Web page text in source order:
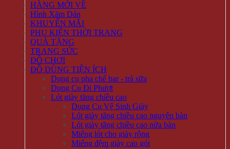
HÀNG MỚI VỀ
Hình Xăm Dán
KHUYẾN MÃI
PHỤ KIỆN THỜI TRANG
QUÀ TẶNG
TRANG SỨC
ĐỒ CHƠI
ĐỒ DÙNG TIỆN ÍCH
Dụng cụ pha chế bar - trà sữa
Dụng Cụ Đi Phượt
Lót giày tăng chiều cao
Dụng Cụ Vệ Sinh Giày
Lót giày tăng chiều cao nguyên bàn
Lót giày tăng chiều cao nửa bàn
Miếng lót cho giày rộng
Miếng đệm giày cao gót